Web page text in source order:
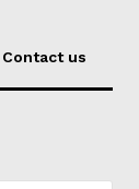
Contact us